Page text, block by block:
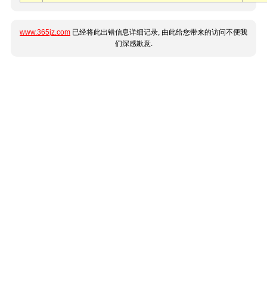
www.365jz.com 已经将此出错信息详细记录, 由此给您带来的访问不便我
们深感歉意.